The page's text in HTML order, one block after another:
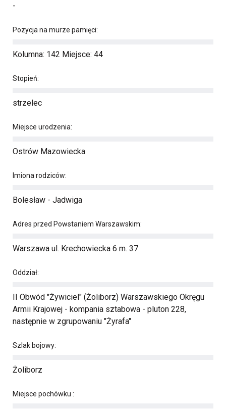
-
Pozycja na murze pamięci:
Kolumna: 142 Miejsce: 44
Stopień:
strzelec
Miejsce urodzenia:
Ostrów Mazowiecka
Imiona rodziców:
Bolesław - Jadwiga
Adres przed Powstaniem Warszawskim:
Warszawa ul. Krechowiecka 6 m. 37
Oddział:
II Obwód "Żywiciel" (Żoliborz) Warszawskiego Okręgu
Armii Krajowej - kompania sztabowa - pluton 228,
następnie w zgrupowaniu "Żyrafa"
Szlak bojowy:
Żoliborz
Miejsce pochówku :